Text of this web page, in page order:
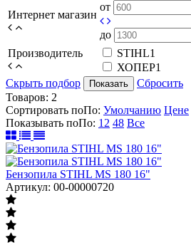
Интернет магазин
от
до
Производитель
STIHL1
ХОПЕР1
Скрыть подбор
Показать
Сбросить
Товаров: 2
Сортировать поПо: Умолчанию Цене
Показывать поПо: 12 48 Все
Бензопила STIHL MS 180 16"
Артикул: 00-00000720